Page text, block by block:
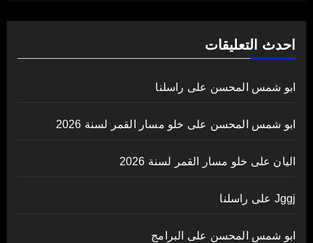
احدث التعليقات
ابو شمس المحسن على راسلنا
ابو شمس المحسن على خلو مسار القمر لسنة 2026
اليان على خلو مسار القمر لسنة 2026
Jggj على راسلنا
ابو شمس المحسن على البرامج